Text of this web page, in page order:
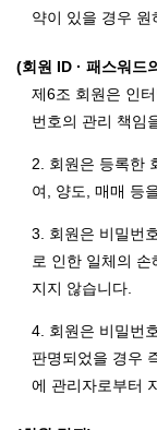
약이 있을 경우 원
(회원 ID · 패스워드
제6조 회원은 인
번호의 관리 책임
2. 회원은 등록한
여, 양도, 매매 등
3. 회원은 비밀번
로 인한 일체의
지지 않습니다.
4. 회원은 비밀번
판명되었을 경우
에 관리자로부터